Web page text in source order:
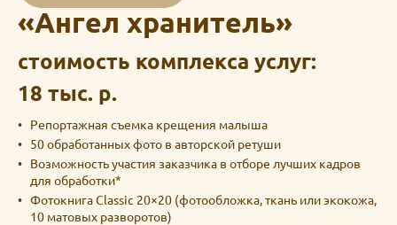
«Ангел хранитель»
стоимость комплекса услуг:
18 тыс. р.
Репортажная съемка крещения малыша
50 обработанных фото в авторской ретуши
Возможность участия заказчика в отборе лучших кадров
для обработки*
Фотокнига Classic 20×20 (фотообложка, ткань или экокожа,
10 матовых разворотов)